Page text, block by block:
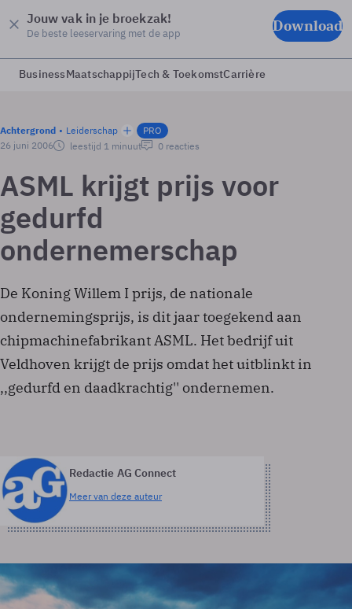
Jouw vak in je broekzak!
De beste leeservaring met de app Download
BusinessMaatschappijTech & ToekomstCarrière
Achtergrond Leiderschap
PRO
26 juni 2006
leestijd 1 minuut 0 reacties
ASML krijgt prijs voor
gedurfd
ondernemerschap
De Koning Willem I prijs, de nationale
ondernemingsprijs, is dit jaar toegekend aan
chipmachinefabrikant ASML. Het bedrijf uit
Veldhoven krijgt de prijs omdat het uitblinkt in
,,gedurfd en daadkrachtig'' ondernemen.
Redactie AG Connect
Meer van deze auteur